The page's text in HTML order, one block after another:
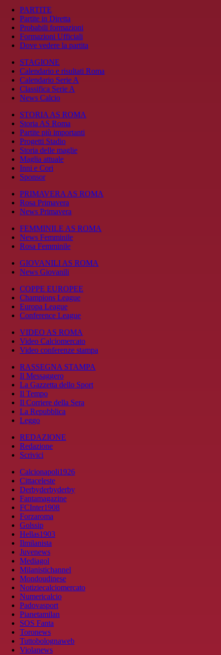
PARTITE
Partite in Diretta
Probabili formazioni
Formazioni Ufficiali
Dove vedere la partita
STAGIONE
Calendario e risultati Roma
Calendario Serie A
Classifica Serie A
News Calcio
STORIA AS ROMA
Storia AS Roma
Partite più importanti
Progetti Stadio
Storia delle maglie
Maglia attuale
Inni e Cori
Sponsor
PRIMAVERA AS ROMA
Rosa Primavera
News Primavera
FEMMINILE AS ROMA
News Femminile
Rosa Femminile
GIOVANILI AS ROMA
News Giovanili
COPPE EUROPEE
Champions League
Europa League
Conference League
VIDEO AS ROMA
Video Calciomercato
Video conferenze stampa
RASSEGNA STAMPA
Il Messaggero
La Gazzetta dello Sport
Il Tempo
Il Corriere della Sera
La Repubblica
Leggo
REDAZIONE
Redazione
Scrivici
Calcionapoli1926
Cittaceleste
Derbyderbyderby
Fantamagazine
FCInter1908
Forzaroma
Golssip
Hellas1903
Ilmilanista
Juvenews
Mediagol
Milanistichannel
Mondoudinese
Notiziecalciomercato
Numericalcio
Padovasport
Pianetamilan
SOS Fanta
Toronews
Tuttobolognaweb
Violanews